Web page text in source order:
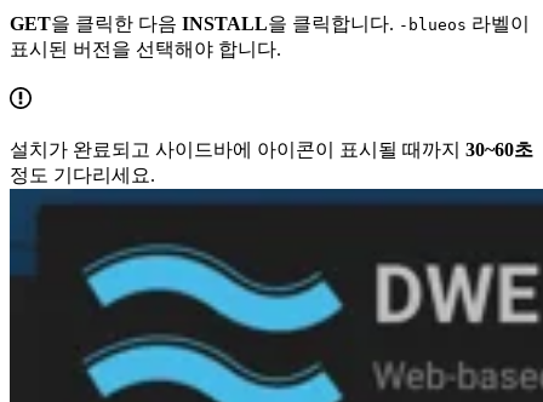
GET을 클릭한 다음 INSTALL을 클릭합니다. -blueos 라벨이
표시된 버전을 선택해야 합니다.
설치가 완료되고 사이드바에 아이콘이 표시될 때까지 30~60초
정도 기다리세요.